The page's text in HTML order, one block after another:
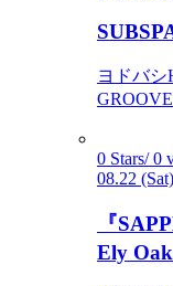
ヨドバ
0 Stars/ 0
08.22 (Sat)
『
Ely